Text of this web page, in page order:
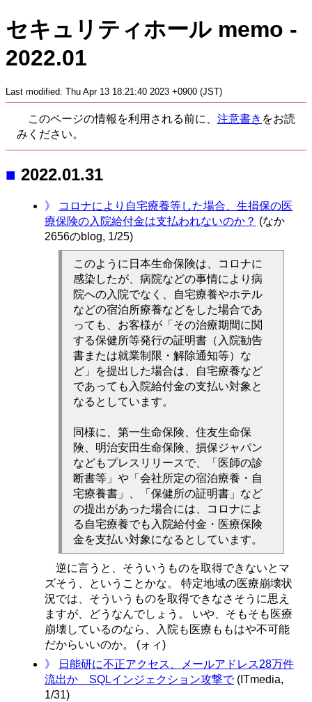
セキュリティホール memo -
2022.01
Last modified: Thu Apr 13 18:21:40 2023 +0900 (JST)
このページの情報を利用される前に、 注意書き をお読
みください。
■ 2022.01.31
》
コロナにより自宅療養等した場合、生損保の医
療保険の入院給付金は支払われないのか？ (なか
2656のblog, 1/25)
このように日本生命保険は、コロナに
感染したが、病院などの事情により病
院への入院でなく、自宅療養やホテル
などの宿泊所療養などをした場合であ
っても、お客様が「その治療期間に関
する保健所等発行の証明書（入院勧告
書または就業制限・解除通知等）な
ど」を提出した場合は、自宅療養など
であっても入院給付金の支払い対象と
なるとしています。
同様に、第一生命保険、住友生命保
険、明治安田生命保険、損保ジャパン
などもプレスリリースで、「医師の診
断書等」や「会社所定の宿泊療養・自
宅療養書」、「保健所の証明書」など
の提出があった場合には、コロナによ
る自宅療養でも入院給付金・医療保険
金を支払い対象になるとしています。
逆に言うと、そういうものを取得できないとマ
ズそう、ということかな。 特定地域の医療崩壊状
況では、そういうものを取得できなさそうに思え
ますが、どうなんでしょう。 いや、そもそも医療
崩壊しているのなら、入院も医療ももはや不可能
だからいいのか。 (ォィ)
》
日能研に不正アクセス、メールアドレス28万件
流出か SQLインジェクション攻撃で(ITmedia,
1/31)